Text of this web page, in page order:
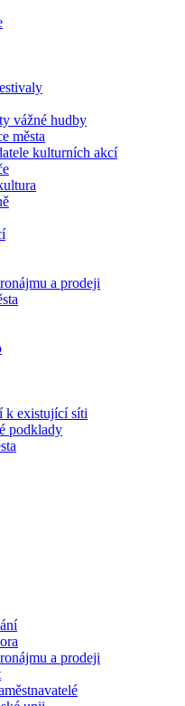
vážné hudby
města
kulturních akcí
a prodeji
k existující síti
podklady
a prodeji